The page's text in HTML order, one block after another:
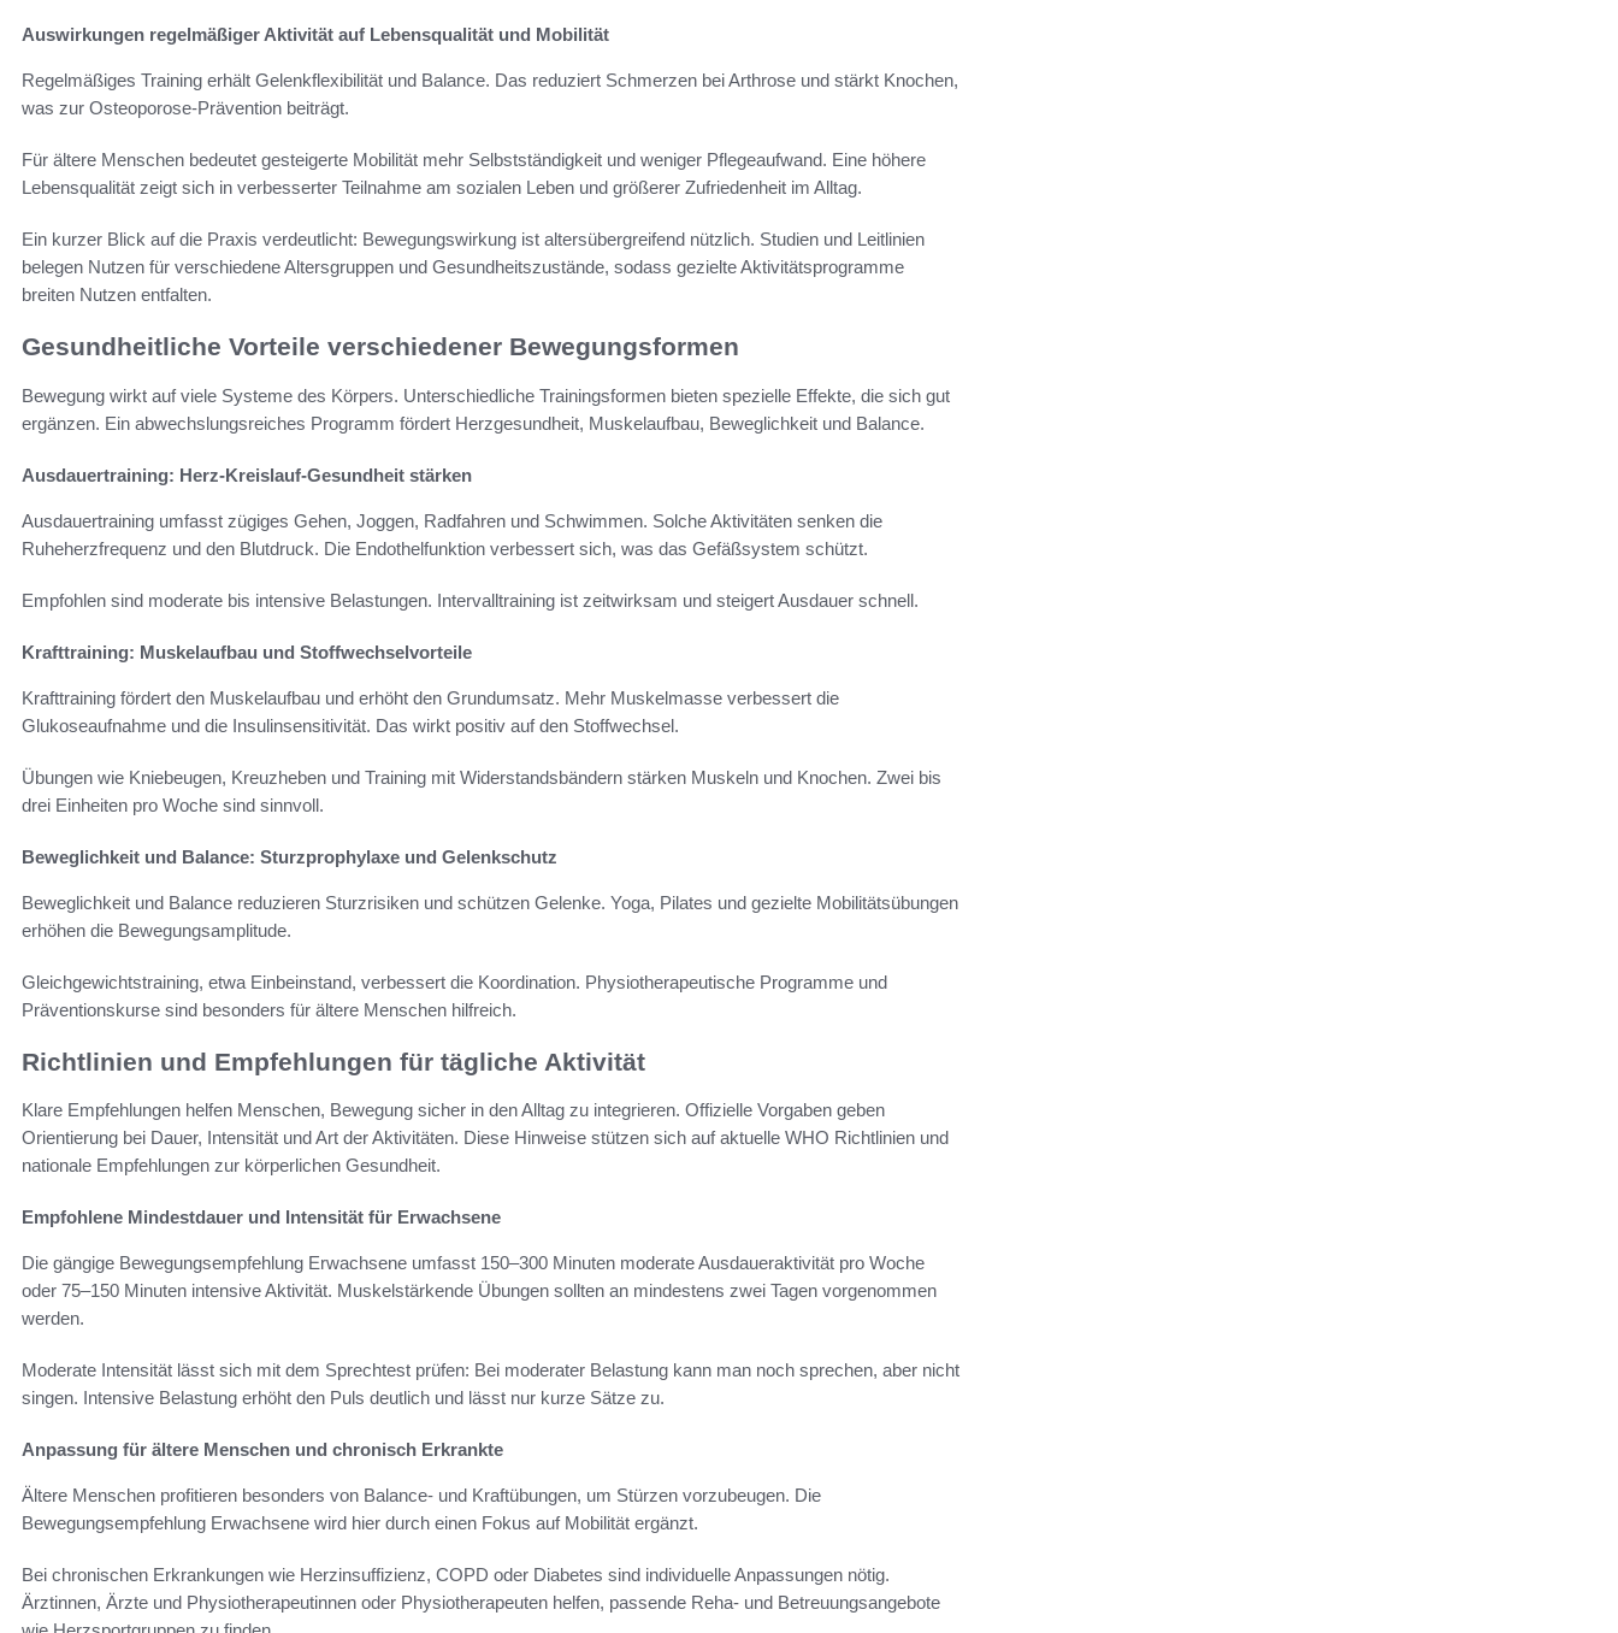
Auswirkungen regelmäßiger Aktivität auf Lebensqualität und Mobilität
Regelmäßiges Training erhält Gelenkflexibilität und Balance. Das reduziert Schmerzen bei Arthrose und stärkt Knochen,
was zur Osteoporose-Prävention beiträgt.
Für ältere Menschen bedeutet gesteigerte Mobilität mehr Selbstständigkeit und weniger Pflegeaufwand. Eine höhere
Lebensqualität zeigt sich in verbesserter Teilnahme am sozialen Leben und größerer Zufriedenheit im Alltag.
Ein kurzer Blick auf die Praxis verdeutlicht: Bewegungswirkung ist altersübergreifend nützlich. Studien und Leitlinien
belegen Nutzen für verschiedene Altersgruppen und Gesundheitszustände, sodass gezielte Aktivitätsprogramme
breiten Nutzen entfalten.
Gesundheitliche Vorteile verschiedener Bewegungsformen
Bewegung wirkt auf viele Systeme des Körpers. Unterschiedliche Trainingsformen bieten spezielle Effekte, die sich gut
ergänzen. Ein abwechslungsreiches Programm fördert Herzgesundheit, Muskelaufbau, Beweglichkeit und Balance.
Ausdauertraining: Herz-Kreislauf-Gesundheit stärken
Ausdauertraining umfasst zügiges Gehen, Joggen, Radfahren und Schwimmen. Solche Aktivitäten senken die
Ruheherzfrequenz und den Blutdruck. Die Endothelfunktion verbessert sich, was das Gefäßsystem schützt.
Empfohlen sind moderate bis intensive Belastungen. Intervalltraining ist zeitwirksam und steigert Ausdauer schnell.
Krafttraining: Muskelaufbau und Stoffwechselvorteile
Krafttraining fördert den Muskelaufbau und erhöht den Grundumsatz. Mehr Muskelmasse verbessert die
Glukoseaufnahme und die Insulinsensitivität. Das wirkt positiv auf den Stoffwechsel.
Übungen wie Kniebeugen, Kreuzheben und Training mit Widerstandsbändern stärken Muskeln und Knochen. Zwei bis
drei Einheiten pro Woche sind sinnvoll.
Beweglichkeit und Balance: Sturzprophylaxe und Gelenkschutz
Beweglichkeit und Balance reduzieren Sturzrisiken und schützen Gelenke. Yoga, Pilates und gezielte Mobilitätsübungen
erhöhen die Bewegungsamplitude.
Gleichgewichtstraining, etwa Einbeinstand, verbessert die Koordination. Physiotherapeutische Programme und
Präventionskurse sind besonders für ältere Menschen hilfreich.
Richtlinien und Empfehlungen für tägliche Aktivität
Klare Empfehlungen helfen Menschen, Bewegung sicher in den Alltag zu integrieren. Offizielle Vorgaben geben
Orientierung bei Dauer, Intensität und Art der Aktivitäten. Diese Hinweise stützen sich auf aktuelle WHO Richtlinien und
nationale Empfehlungen zur körperlichen Gesundheit.
Empfohlene Mindestdauer und Intensität für Erwachsene
Die gängige Bewegungsempfehlung Erwachsene umfasst 150–300 Minuten moderate Ausdaueraktivität pro Woche
oder 75–150 Minuten intensive Aktivität. Muskelstärkende Übungen sollten an mindestens zwei Tagen vorgenommen
werden.
Moderate Intensität lässt sich mit dem Sprechtest prüfen: Bei moderater Belastung kann man noch sprechen, aber nicht
singen. Intensive Belastung erhöht den Puls deutlich und lässt nur kurze Sätze zu.
Anpassung für ältere Menschen und chronisch Erkrankte
Ältere Menschen profitieren besonders von Balance- und Kraftübungen, um Stürzen vorzubeugen. Die
Bewegungsempfehlung Erwachsene wird hier durch einen Fokus auf Mobilität ergänzt.
Bei chronischen Erkrankungen wie Herzinsuffizienz, COPD oder Diabetes sind individuelle Anpassungen nötig.
Ärztinnen, Ärzte und Physiotherapeutinnen oder Physiotherapeuten helfen, passende Reha- und Betreuungsangebote